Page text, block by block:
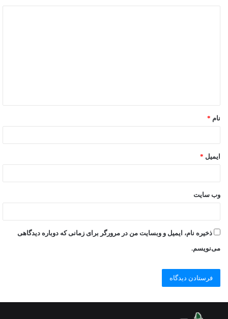
نام *
ایمیل *
وب‌ سایت
ذخیره نام، ایمیل و وبسایت من در مرورگر برای زمانی که دوباره دیدگاهی
می‌نویسم.